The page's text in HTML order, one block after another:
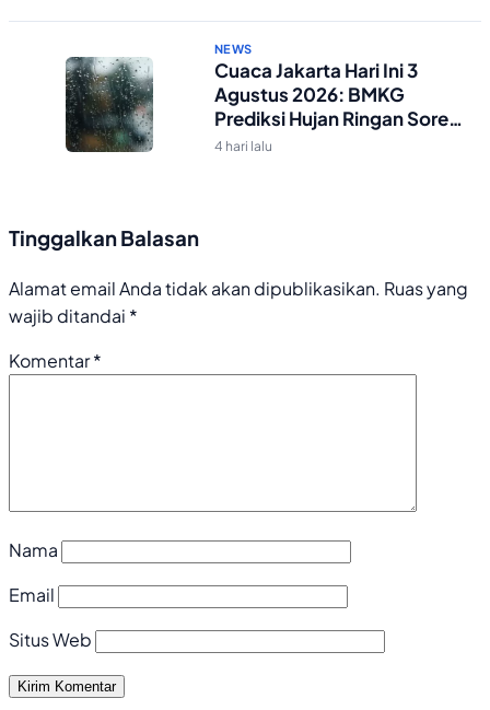
NEWS
Cuaca Jakarta Hari Ini 3
Agustus 2026: BMKG
Prediksi Hujan Ringan Sore-
Malam
4 hari lalu
Tinggalkan Balasan
Alamat email Anda tidak akan dipublikasikan. Ruas yang
wajib ditandai *
Komentar*
Nama
Email
Situs Web